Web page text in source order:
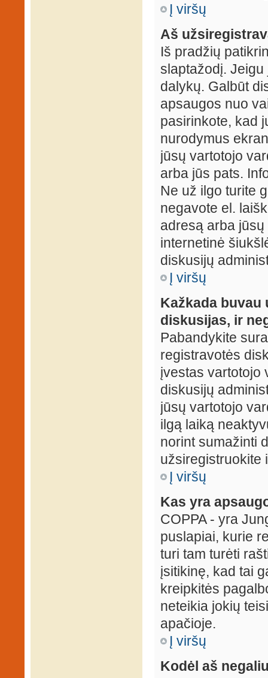
Į viršų
Aš
Iš pradžių
slaptažodį.
dalykų. Galbūt
apsaugos nuo
pasirinkote, kad
nurodymus
jūsų vartotojo
arba jūs pats.
Ne už ilgo turite
negavote el.
adresą arba
internetinė
diskusijų
Į viršų
Kažkada buvau
diskusijas, ir
Pabandykite
registravotės
įvestas vartotojo
diskusijų
jūsų vartotojo
ilgą laiką
norint sumažinti
užsiregistruokite
Į viršų
Kas yra
COPPA - yra
puslapiai, kurie
turi tam turėti
įsitikinę, kad tai
kreipkitės
neteikia jokių
apačioje.
Į viršų
Kodėl aš